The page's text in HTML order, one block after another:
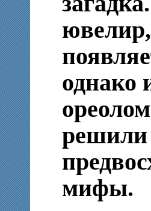
однако
решили
мифы.